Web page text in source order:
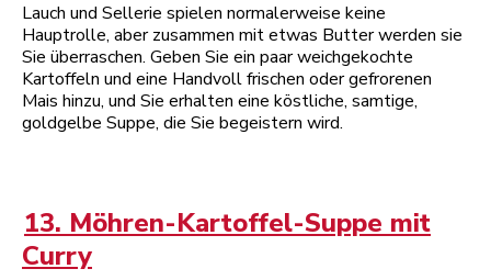
Lauch und Sellerie spielen normalerweise keine
Hauptrolle, aber zusammen mit etwas Butter werden sie
Sie überraschen. Geben Sie ein paar weichgekochte
Kartoffeln und eine Handvoll frischen oder gefrorenen
Mais hinzu, und Sie erhalten eine köstliche, samtige,
goldgelbe Suppe, die Sie begeistern wird.
13. Möhren-Kartoffel-Suppe mit
Curry